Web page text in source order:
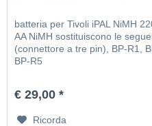
batteria per Tivoli iPAL NiMH
AA NiMH sostituiscono le
(connettore a tre pin), BP-R1,
BP-R5
€ 29,00 *
Ricorda